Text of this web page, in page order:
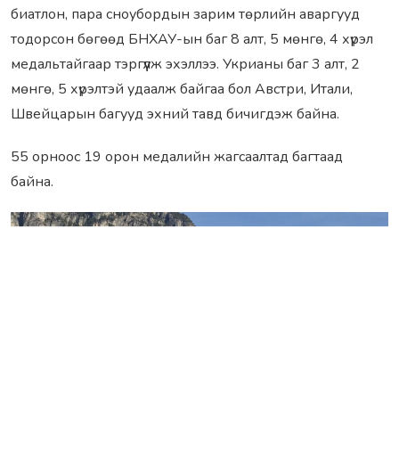
биатлон, пара сноубордын зарим төрлийн аваргууд
тодорсон бөгөөд БНХАУ-ын баг 8 алт, 5 мөнгө, 4 хүрэл
медальтайгаар тэргүүлж эхэллээ. Укрианы баг 3 алт, 2
мөнгө, 5 хүрэлтэй удаалж байгаа бол Австри, Итали,
Швейцарын багууд эхний тавд бичигдэж байна.
55 орноос 19 орон медалийн жагсаалтад багтаад
байна.